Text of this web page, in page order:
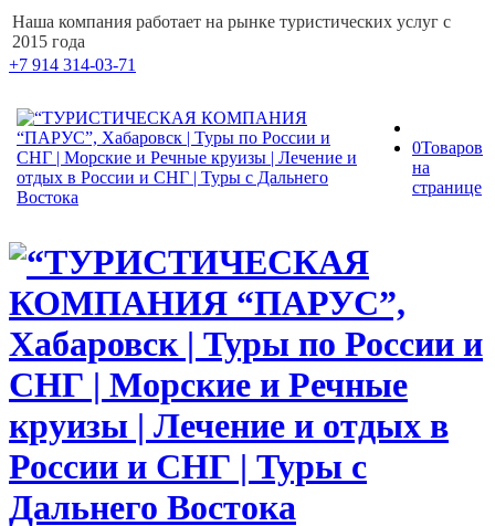
Наша компания работает на рынке туристических услуг с
2015 года
+7 914 314-03-71
0Товаров
на
странице